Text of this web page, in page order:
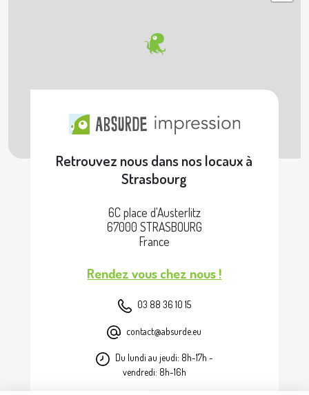
Retrouvez nous dans nos locaux à
Strasbourg
6C place d'Austerlitz
67000 STRASBOURG
France
Rendez vous chez nous !
03 88 36 10 15
contact@absurde.eu
Du lundi au jeudi: 8h-17h -
vendredi: 8h-16h